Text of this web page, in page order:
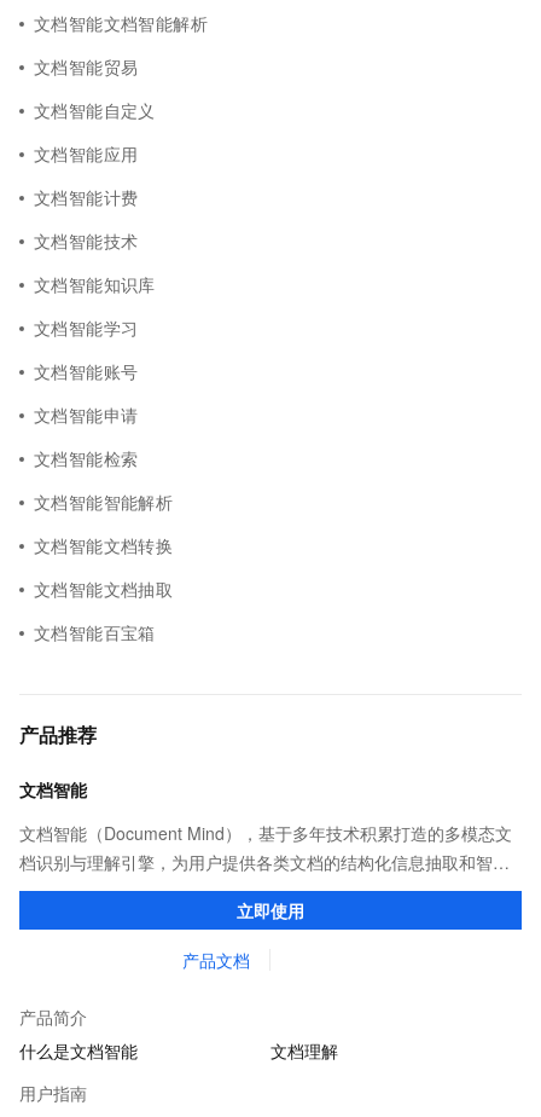
文档智能文档智能解析
文档智能贸易
文档智能自定义
文档智能应用
文档智能计费
文档智能技术
文档智能知识库
文档智能学习
文档智能账号
文档智能申请
文档智能检索
文档智能智能解析
文档智能文档转换
文档智能文档抽取
文档智能百宝箱
产品推荐
文档智能
文档智能（Document Mind），基于多年技术积累打造的多模态文
档识别与理解引擎，为用户提供各类文档的结构化信息抽取和智能
化文档处理。支持通用场景、行业场景和自定义场景下的多样化文
立即使用
产品文档
产品简介
什么是文档智能
文档理解
用户指南